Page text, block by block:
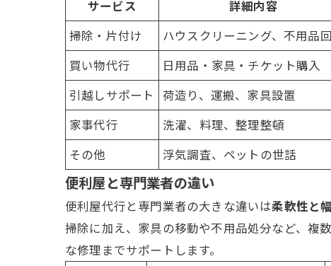
サービス
詳細内容
掃除 ・片付け ハウスクリーニング、 不用品
買い物代行
日用品・家具・チケット購入
引越しサポート
荷造り、運搬、家具設置
家事代行
洗濯、料理、整理整頓
その他
浮気調査、ペットの世話
便利屋と専門業者の違い
便利屋代行と専門業者の大きな違いは柔軟性と
掃除に加え、家具の移動や不用品処分など、複
な修理までサポートします。